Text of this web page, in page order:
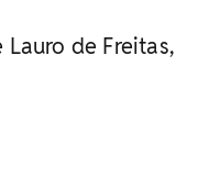
de Freitas,